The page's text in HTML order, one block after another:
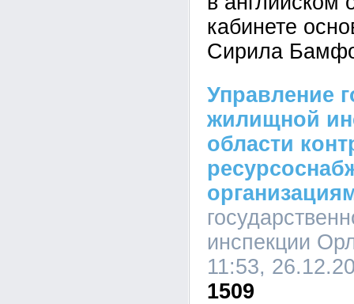
кабинете
Сирила
Управление
жилищной
области
инспекции
11:53,
1509